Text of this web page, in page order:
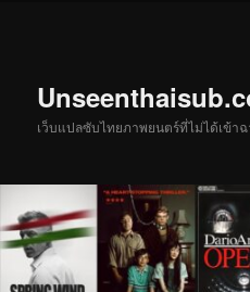
เว็บแปลซับไทยภาพยนตร์ที่ไม่ได้เข้าฉ